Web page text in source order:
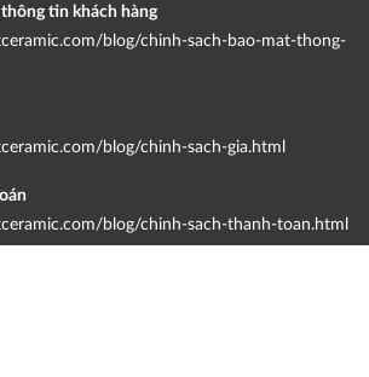
thông tin khách hàng
blog/chinh-sach-bao-mat-thong-
blog/chinh-sach-gia.html
blog/chinh-sach-thanh-toan.html